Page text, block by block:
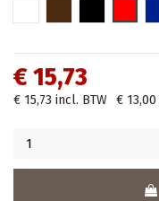
€ 15,73
€ 15,73 incl. BTW € 13,00